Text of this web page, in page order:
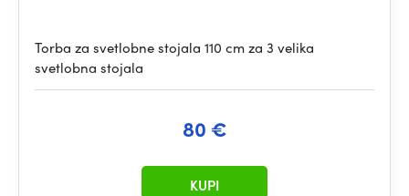
Torba za svetlobne stojala 110 cm za 3 velika
svetlobna stojala
80 €
KUPI